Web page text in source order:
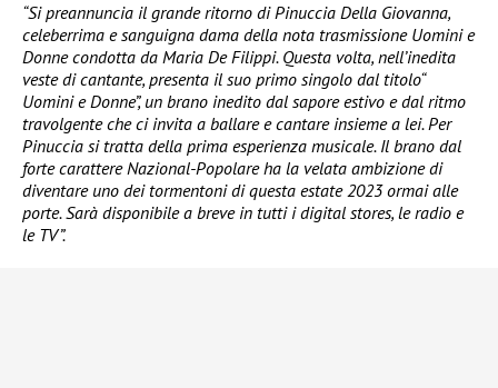
“Si preannuncia il grande ritorno di Pinuccia Della Giovanna,
celeberrima e sanguigna dama della nota trasmissione Uomini e
Donne condotta da Maria De Filippi. Questa volta, nell’inedita
veste di cantante, presenta il suo primo singolo dal titolo“
Uomini e Donne”, un brano inedito dal sapore estivo e dal ritmo
travolgente che ci invita a ballare e cantare insieme a lei. Per
Pinuccia si tratta della prima esperienza musicale. Il brano dal
forte carattere Nazional-Popolare ha la velata ambizione di
diventare uno dei tormentoni di questa estate 2023 ormai alle
porte. Sarà disponibile a breve in tutti i digital stores, le radio e
le TV”.